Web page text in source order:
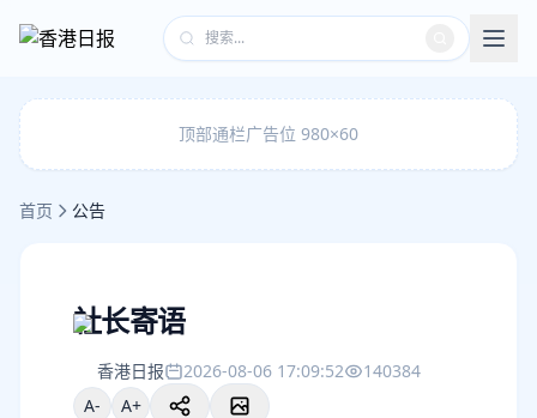
顶部通栏广告位 980×60
首页 公告
社长寄语
香港日报 2026-08-06 17:09:52
140384
A-
A+